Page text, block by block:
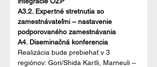
A3.2. Expertné stretnutia so
zamestnávateľmi – nastavenie
podporovaného zamestnávania
A4. Diseminačná konferencia
Realizácia bude prebiehať v 3
regiónov: Gori/Shida Kartli, Marneuli –